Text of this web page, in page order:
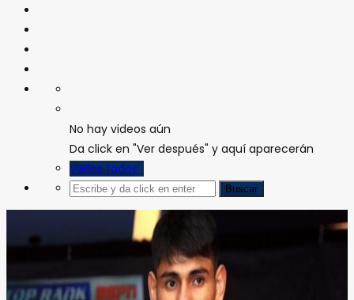
No hay videos aún
Da click en "Ver después" y aquí aparecerán
Verlos todos